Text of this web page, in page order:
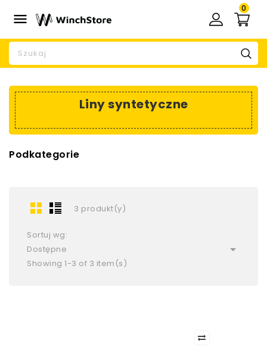

0
Liny syntetyczne
Podkategorie
3 produkt(y)
Sortuj wg:
Dostępne

Showing 1-3 of 3 item(s)